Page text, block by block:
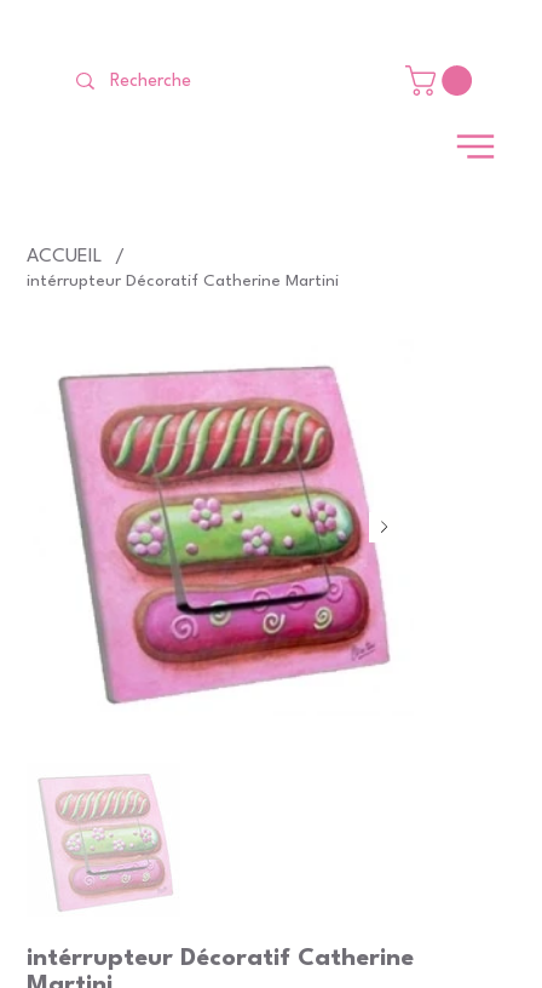
ACCUEIL /
intérrupteur Décoratif Catherine Martini
intérrupteur Décoratif Catherine